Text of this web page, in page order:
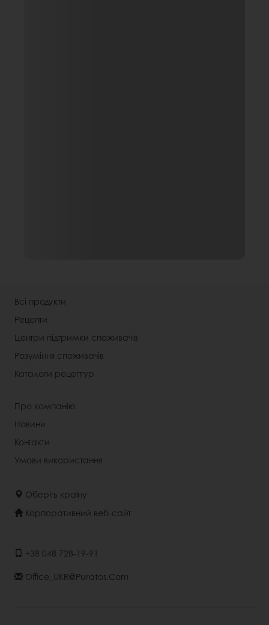
Всі продукти
Рецепти
Центри підтримки споживачів
Розуміння споживачів
Каталоги рецептур
Про компанію
Новини
Контакти
Умови використання
Оберіть країну
Корпоративний веб-сайт
+38 048 728-19-91
Office_UKR@puratos.com